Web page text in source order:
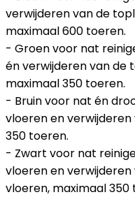
verwijderen van de
maximaal 600 toeren.
- Groen voor nat
én verwijderen van de
maximaal 350 toeren.
- Bruin voor nat én
vloeren en
350 toeren.
- Zwart voor nat
vloeren en
vloeren, maximaal 350